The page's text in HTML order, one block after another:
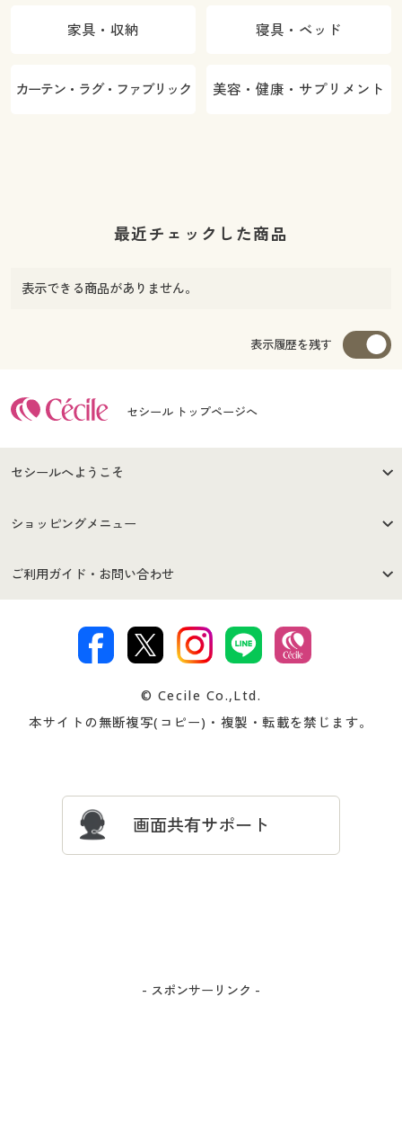
家具・収納 寝具・ベッド
カーテン・ラグ・ファブリック 美容・健康・サプリメント
最近チェックした商品
表示できる商品がありません。
表示履歴を残す
セシール トップページへ
セシールへようこそ
はじめての方へ
セシールご利用規約
著作権・商標について 会社案内
ショッピングメニュー
商品カテゴリ
プレゼント＆キャンペーン サイトマップ
ご利用ガイド・お問い合わせ
交換・返品は お支払は
ついて
忘れの場合
© Cecile Co.,Ltd.
本サイトの無断複写(コピー)・複製・転載を禁じます。
画面共有サポート
- スポンサーリンク -